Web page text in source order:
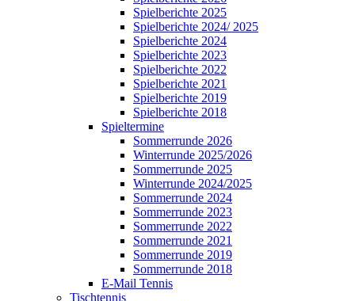
Spielberichte 2025
Spielberichte 2024/ 2025
Spielberichte 2024
Spielberichte 2023
Spielberichte 2022
Spielberichte 2021
Spielberichte 2019
Spielberichte 2018
Spieltermine
Sommerrunde 2026
Winterrunde 2025/2026
Sommerrunde 2025
Winterrunde 2024/2025
Sommerrunde 2024
Sommerrunde 2023
Sommerrunde 2022
Sommerrunde 2021
Sommerrunde 2019
Sommerrunde 2018
E-Mail Tennis
Tischtennis